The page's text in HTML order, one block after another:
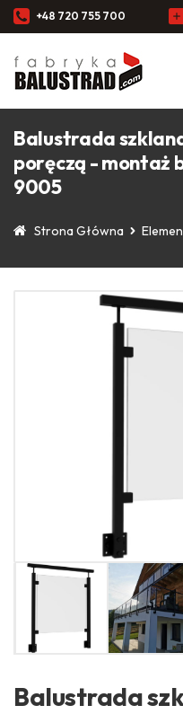
+48 720 755 700
Balustrada
poręczą - montaż
9005
Strona Główna
Balustrada